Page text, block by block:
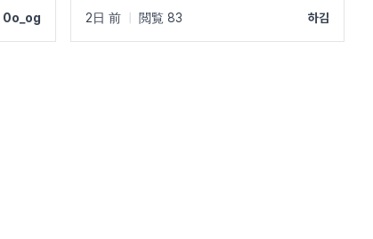
0o_og 2日 前 閲覧 83 하김